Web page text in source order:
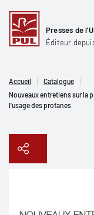
Presses de
Éditeur
Accueil
Catalogue
Nouveaux entretiens sur la
l'usage des profanes